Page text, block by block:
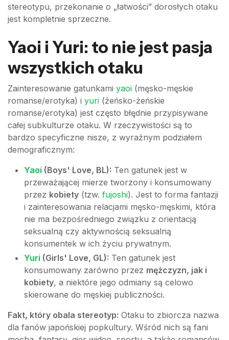
stereotypu, przekonanie o „łatwości” dorosłych otaku
jest kompletnie sprzeczne.
Yaoi i Yuri: to nie jest pasja
wszystkich otaku
Zainteresowanie gatunkami yaoi (męsko-męskie
romanse/erotyka) i yuri (żeńsko-żeńskie
romanse/erotyka) jest często błędnie przypisywane
całej subkulturze otaku. W rzeczywistości są to
bardzo specyficzne nisze, z wyraźnym podziałem
demograficznym:
Yaoi (Boys' Love, BL): Ten gatunek jest w
przeważającej mierze tworzony i konsumowany
przez kobiety (tzw. fujoshi). Jest to forma fantazji
i zainteresowania relacjami męsko-męskimi, która
nie ma bezpośredniego związku z orientacją
seksualną czy aktywnością seksualną
konsumentek w ich życiu prywatnym.
Yuri (Girls' Love, GL): Ten gatunek jest
konsumowany zarówno przez mężczyzn, jak i
kobiety, a niektóre jego odmiany są celowo
skierowane do męskiej publiczności.
Fakt, który obala stereotyp: Otaku to zbiorcza nazwa
dla fanów japońskiej popkultury. Wśród nich są fani